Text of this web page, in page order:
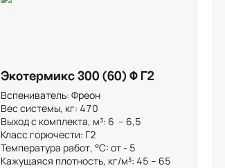
Экотермикс 300 (60) Ф Г2
Вспениватель: Фреон
Вес системы, кг: 470
Выход с комплекта, м³: 6  – 6,5
Класс горючести: Г2
Температура работ, °C: от - 5
Кажущаяся плотность, кг/м³: 45 – 65